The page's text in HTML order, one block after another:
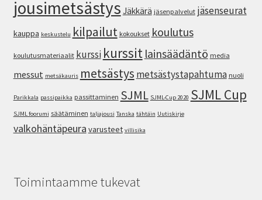
jousimetsästys Jäkkärä jäsenpalvelut jäsenseurat
kauppa keskustelu kilpailut kokoukset koulutus
koulutusmateriaalit kurssi kurssit lainsäädäntö media
messut metsäkauris metsästys metsästystapahtuma nuoli
Parikkala passipaikka passittaminen SJML SJML-Cup 2020 SJML Cup
SJML foorumi säätäminen taljajousi Tanska tähtäin Uutiskirje
valkohäntäpeura varusteet villisika
Toimintaamme tukevat